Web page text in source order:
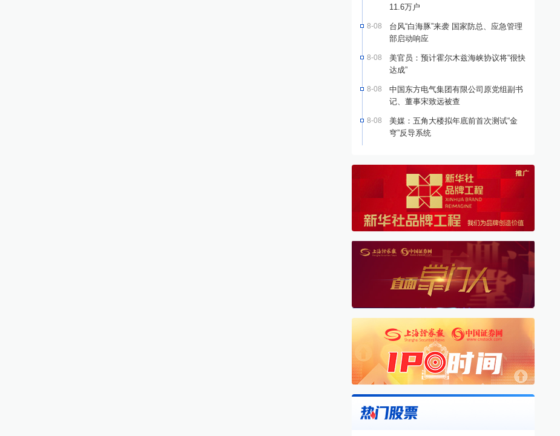
11.6万户
8-08
台风“白海豚”来袭 国家防总、应急管理
部启动响应
8-08
美官员：预计霍尔木兹海峡协议将“很快
达成”
8-08
中国东方电气集团有限公司原党组副书
记、董事宋致远被查
8-08
美媒：五角大楼拟年底前首次测试“金
穹”反导系统